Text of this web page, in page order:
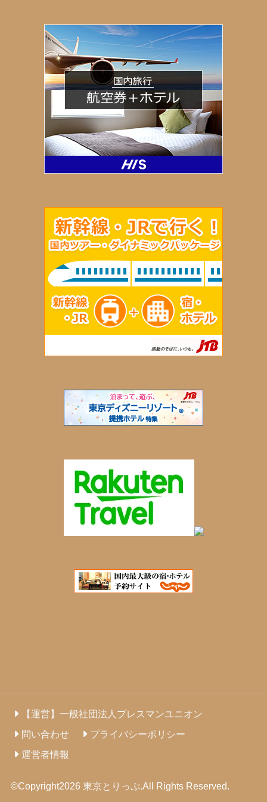
【運営】一般社団法人プレスマンユニオン
問い合わせ
プライバシーポリシー
運営者情報
©Copyright2026 東京とりっぷ.All Rights Reserved.